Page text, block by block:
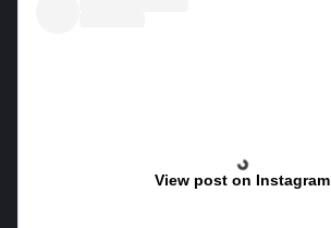
View post on Instagram